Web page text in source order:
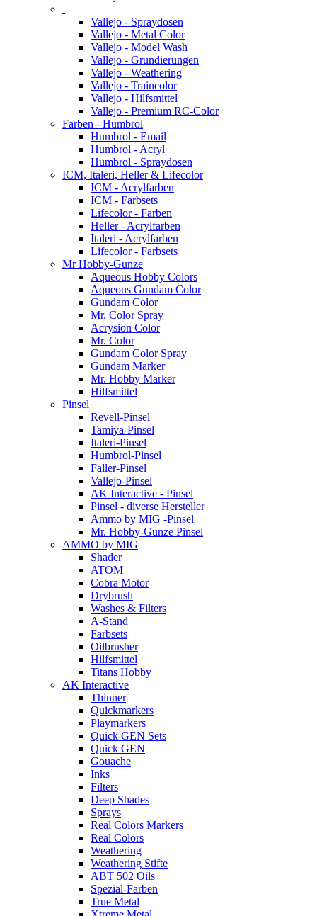
Vallejo - Spraydosen
Vallejo - Metal Color
Vallejo - Model Wash
Vallejo - Grundierungen
Vallejo - Weathering
Vallejo - Traincolor
Vallejo - Hilfsmittel
Vallejo - Premium RC-Color
Farben - Humbrol
Humbrol - Email
Humbrol - Acryl
Humbrol - Spraydosen
ICM, Italeri, Heller & Lifecolor
ICM - Acrylfarben
ICM - Farbsets
Lifecolor - Farben
Heller - Acrylfarben
Italeri - Acrylfarben
Lifecolor - Farbsets
Mr Hobby-Gunze
Aqueous Hobby Colors
Aqueous Gundam Color
Gundam Color
Mr. Color Spray
Acrysion Color
Mr. Color
Gundam Color Spray
Gundam Marker
Mr. Hobby Marker
Hilfsmittel
Pinsel
Revell-Pinsel
Tamiya-Pinsel
Italeri-Pinsel
Humbrol-Pinsel
Faller-Pinsel
Vallejo-Pinsel
AK Interactive - Pinsel
Pinsel - diverse Hersteller
Ammo by MIG -Pinsel
Mr. Hobby-Gunze Pinsel
AMMO by MIG
Shader
ATOM
Cobra Motor
Drybrush
Washes & Filters
A-Stand
Farbsets
Oilbrusher
Hilfsmittel
Titans Hobby
AK Interactive
Thinner
Quickmarkers
Playmarkers
Quick GEN Sets
Quick GEN
Gouache
Inks
Filters
Deep Shades
Sprays
Real Colors Markers
Real Colors
Weathering
Weathering Stifte
ABT 502 Oils
Spezial-Farben
True Metal